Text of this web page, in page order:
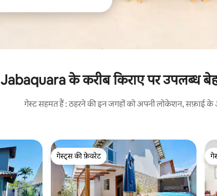
Jabaquara के करीब किराए पर उपलब्ध
गेस्ट सहमत हैं : ठहरने की इन जगहों को अपनी लोकेशन, सफ़ाई के
गेस्ट्स की फ़ेवरेट
गेस्ट्स की फ़ेवरेट